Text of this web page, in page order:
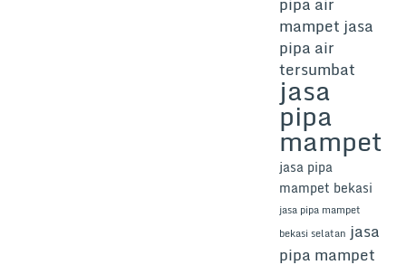
mampet jasa
pipa air
tersumbat
jasa
pipa
mampet
jasa pipa
mampet bekasi
jasa pipa mampet
bekasi selatan jasa
pipa mampet